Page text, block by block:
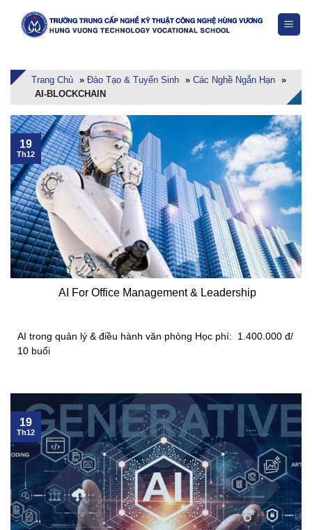
Trang Chủ » Đào Tạo & Tuyển Sinh » Các Nghề Ngắn Hạn »
AI-BLOCKCHAIN
AI For Office Management & Leadership
AI trong quản lý & điều hành văn phòng Học phí: 1.400.000 đ/
10 buổi
19
Th12
19
Th12